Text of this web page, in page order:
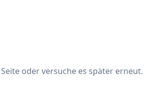
oder versuche es später erneut.